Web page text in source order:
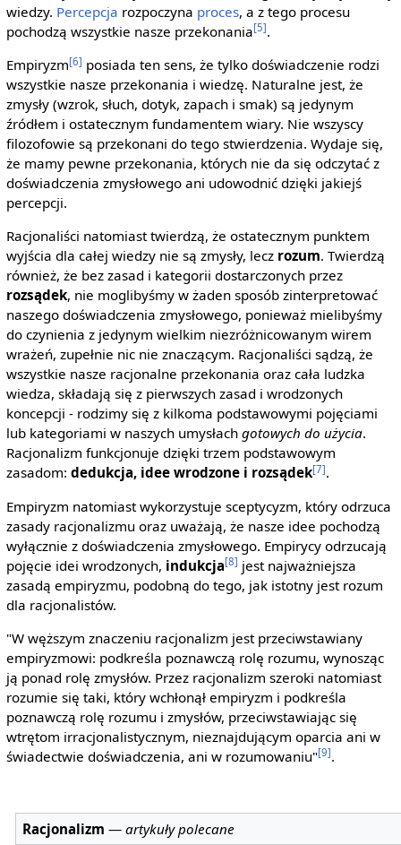
wiedzy. Percepcja rozpoczyna proces, a z tego procesu
pochodzą wszystkie nasze przekonania[5].
Empiryzm[6] posiada ten sens, że tylko doświadczenie rodzi
wszystkie nasze przekonania i wiedzę. Naturalne jest, że
zmysły (wzrok, słuch, dotyk, zapach i smak) są jedynym
źródłem i ostatecznym fundamentem wiary. Nie wszyscy
filozofowie są przekonani do tego stwierdzenia. Wydaje się,
że mamy pewne przekonania, których nie da się odczytać z
doświadczenia zmysłowego ani udowodnić dzięki jakiejś
percepcji.
Racjonaliści natomiast twierdzą, że ostatecznym punktem
wyjścia dla całej wiedzy nie są zmysły, lecz rozum. Twierdzą
również, że bez zasad i kategorii dostarczonych przez
rozsądek, nie moglibyśmy w żaden sposób zinterpretować
naszego doświadczenia zmysłowego, ponieważ mielibyśmy
do czynienia z jedynym wielkim niezróżnicowanym wirem
wrażeń, zupełnie nic nie znaczącym. Racjonaliści sądzą, że
wszystkie nasze racjonalne przekonania oraz cała ludzka
wiedza, składają się z pierwszych zasad i wrodzonych
koncepcji - rodzimy się z kilkoma podstawowymi pojęciami
lub kategoriami w naszych umysłach gotowych do użycia.
Racjonalizm funkcjonuje dzięki trzem podstawowym
zasadom: dedukcja, idee wrodzone i rozsądek[7].
Empiryzm natomiast wykorzystuje sceptycyzm, który odrzuca
zasady racjonalizmu oraz uważają, że nasze idee pochodzą
wyłącznie z doświadczenia zmysłowego. Empirycy odrzucają
pojęcie idei wrodzonych, indukcja[8] jest najważniejsza
zasadą empiryzmu, podobną do tego, jak istotny jest rozum
dla racjonalistów.
"W węższym znaczeniu racjonalizm jest przeciwstawiany
empiryzmowi: podkreśla poznawczą rolę rozumu, wynosząc
ją ponad rolę zmysłów. Przez racjonalizm szeroki natomiast
rozumie się taki, który wchłonął empiryzm i podkreśla
poznawczą rolę rozumu i zmysłów, przeciwstawiając się
wtrętom irracjonalistycznym, nieznajdującym oparcia ani w
świadectwie doświadczenia, ani w rozumowaniu"[9].
Racjonalizm —artykuły polecane